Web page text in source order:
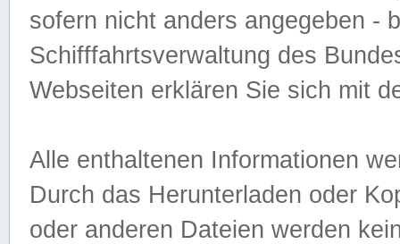
sofern nicht anders angegeben -
Schifffahrtsverwaltung des
Webseiten erklären Sie sich mit
Alle enthaltenen Informationen
Durch das Herunterladen oder
oder anderen Dateien werden